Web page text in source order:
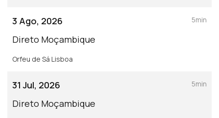
3 Ago, 2026
Direto Moçambique
Orfeu de Sá Lisboa
5min
31 Jul, 2026
Direto Moçambique
5min